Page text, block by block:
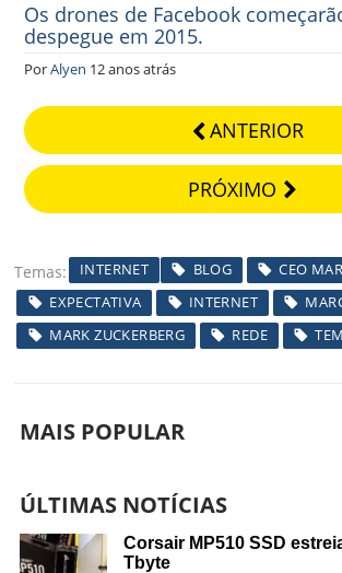
Os drones de Facebook
despegue em 2015.
PorAlyen 12 anos atrás
ANTERIOR
PRÓXIMO
Temas INTERNET BLOG
CEO
EXPECTATIVA
INTERNET
MARK ZUCKERBERG
REDE
MAIS POPULAR
ÚLTIMAS NOTÍCIAS
Corsair MP510 SSD
Tbyte